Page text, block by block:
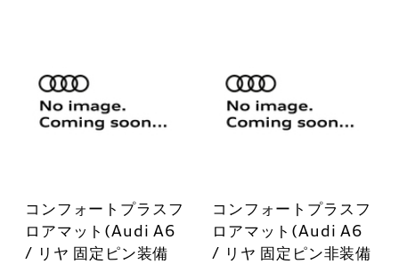
コンフォートプラスフ
ロアマット(Audi A6
/ リヤ 固定ピン装備
コンフォートプラスフ
ロアマット(Audi A6
/ リヤ 固定ピン非装備